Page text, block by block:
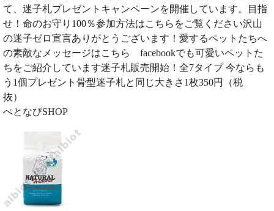
て、迷子札プレゼントキャンペーンを開催しています。目指
せ！命のお守り100％参加方法はこちらをご覧ください沢山
の迷子ゼロ宣言ありがとうございます！愛するペットたちへ
の素敵なメッセージはこちら facebookでも可愛いペットた
ちをご紹介しています迷子札販売開始！全7タイプ 今ならも
う1個プレゼント骨型迷子札と同じ大きさ1枚350円（税
抜）
ぺとなびSHOP